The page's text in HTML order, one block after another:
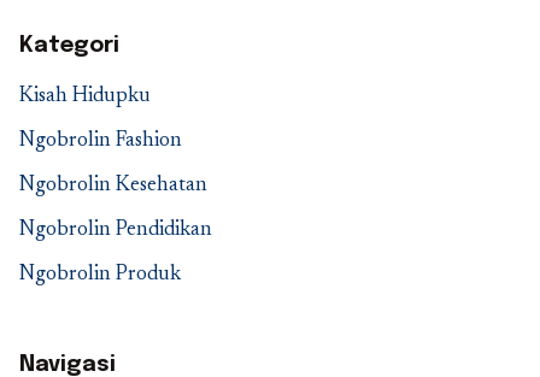
Kategori
Kisah Hidupku
Ngobrolin Fashion
Ngobrolin Kesehatan
Ngobrolin Pendidikan
Ngobrolin Produk
Navigasi